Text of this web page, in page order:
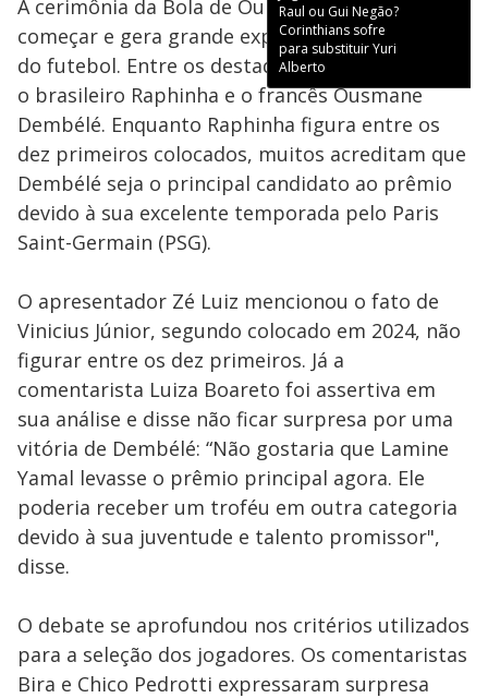
Raul ou Gui Negão?
Corinthians sofre
para substituir Yuri
Alberto
A cerimônia da Bola de Ouro está prestes a
começar e gera grande expectativa no mundo
do futebol. Entre os destaques deste ano estão
o brasileiro Raphinha e o francês Ousmane
Dembélé. Enquanto Raphinha figura entre os
dez primeiros colocados, muitos acreditam que
Dembélé seja o principal candidato ao prêmio
devido à sua excelente temporada pelo Paris
Saint-Germain (PSG).
O apresentador Zé Luiz mencionou o fato de
Vinicius Júnior, segundo colocado em 2024, não
figurar entre os dez primeiros. Já a
comentarista Luiza Boareto foi assertiva em
sua análise e disse não ficar surpresa por uma
vitória de Dembélé: “Não gostaria que Lamine
Yamal levasse o prêmio principal agora. Ele
poderia receber um troféu em outra categoria
devido à sua juventude e talento promissor",
disse.
O debate se aprofundou nos critérios utilizados
para a seleção dos jogadores. Os comentaristas
Bira e Chico Pedrotti expressaram surpresa